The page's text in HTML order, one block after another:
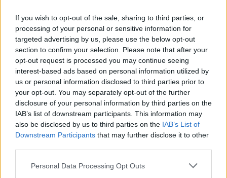
If you wish to opt-out of the sale, sharing to third parties, or
processing of your personal or sensitive information for
targeted advertising by us, please use the below opt-out
section to confirm your selection. Please note that after your
opt-out request is processed you may continue seeing
interest-based ads based on personal information utilized by
us or personal information disclosed to third parties prior to
your opt-out. You may separately opt-out of the further
disclosure of your personal information by third parties on the
IAB’s list of downstream participants. This information may
also be disclosed by us to third parties on the IAB’s List of
Downstream Participants that may further disclose it to other
Please note that this website/app uses one or more Google
Personal Data Processing Opt Outs